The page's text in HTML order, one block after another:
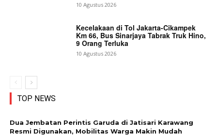
10 Agustus 2026
Kecelakaan di Tol Jakarta-Cikampek
Km 66, Bus Sinarjaya Tabrak Truk Hino,
9 Orang Terluka
10 Agustus 2026
TOP NEWS
Dua Jembatan Perintis Garuda di Jatisari Karawang
Resmi Digunakan, Mobilitas Warga Makin Mudah